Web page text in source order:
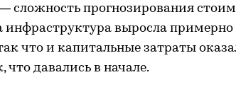
сложность прогнозирования
инфраструктура выросла примерно
что и капитальные затраты
что давались в начале.